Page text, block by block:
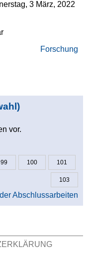
3 März, 2022
Forschung
vor.
99 100 101
103
Abschlussarbeiten